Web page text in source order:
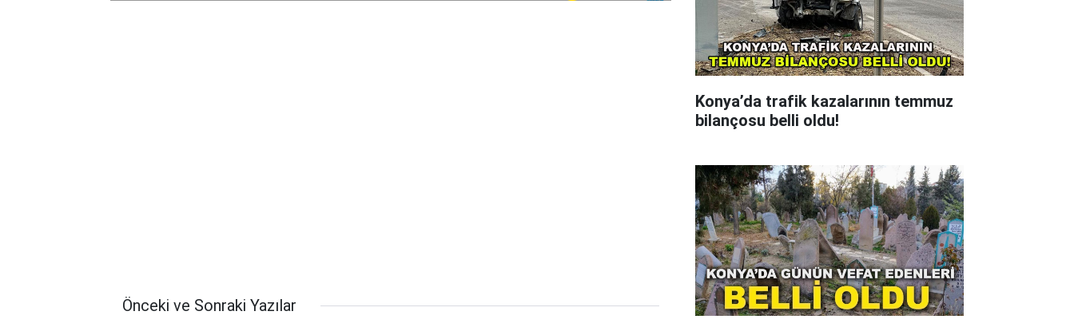
Önceki ve Sonraki Yazılar
Konya’da trafik kazalarının temmuz
bilançosu belli oldu!